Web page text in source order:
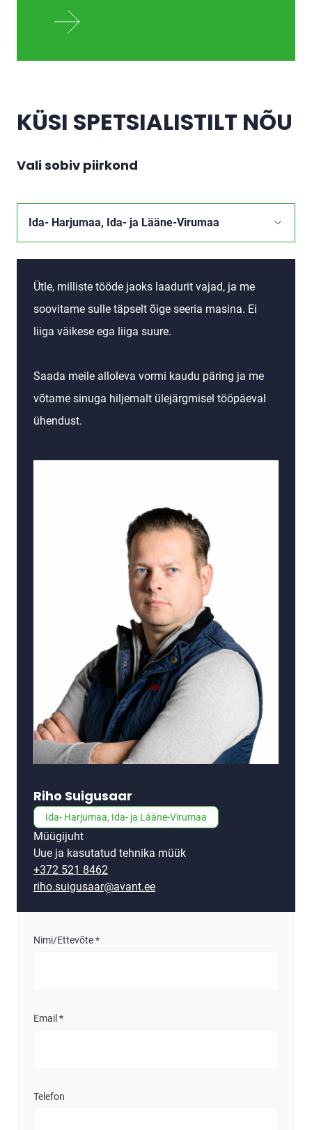
KÜSI SPETSIALISTILT NÕU
Vali sobiv piirkond
Ütle, milliste tööde jaoks laadurit vajad, ja me
soovitame sulle täpselt õige seeria masina. Ei
liiga väikese ega liiga suure.
Saada meile alloleva vormi kaudu päring ja me
võtame sinuga hiljemalt ülejärgmisel tööpäeval
ühendust.
Riho Suigusaar
Ida- Harjumaa, Ida- ja Lääne-Virumaa
Müügijuht
Uue ja kasutatud tehnika müük
+372 521 8462
riho.suigusaar@avant.ee
Nimi/Ettevõte *
Email *
Telefon